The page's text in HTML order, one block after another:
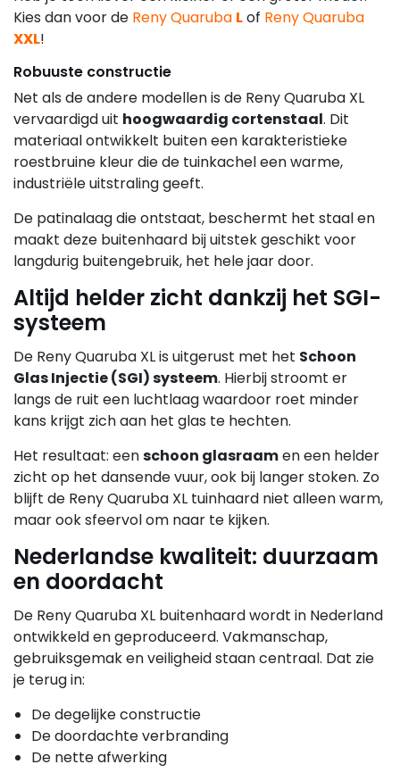
Kies dan voor de Reny Quaruba Lof Reny Quaruba
XXL!
Robuuste constructie
Net als de andere modellen is de Reny Quaruba XL
vervaardigd uit hoogwaardig cortenstaal. Dit
materiaal ontwikkelt buiten een karakteristieke
roestbruine kleur die de tuinkachel een warme,
industriële uitstraling geeft.
De patinalaag die ontstaat, beschermt het staal en
maakt deze buitenhaard bij uitstek geschikt voor
langdurig buitengebruik, het hele jaar door.
Altijd helder zicht dankzij het SGI-
systeem
De Reny Quaruba XL is uitgerust met het Schoon
Glas Injectie (SGI) systeem. Hierbij stroomt er
langs de ruit een luchtlaag waardoor roet minder
kans krijgt zich aan het glas te hechten.
Het resultaat: eenschoon glasraamen een helder
zicht op het dansende vuur, ook bij langer stoken. Zo
blijft de Reny Quaruba XL tuinhaard niet alleen warm,
maar ook sfeervol om naar te kijken.
Nederlandse kwaliteit: duurzaam
en doordacht
De Reny Quaruba XL buitenhaard wordt in Nederland
ontwikkeld en geproduceerd. Vakmanschap,
gebruiksgemak en veiligheid staan centraal. Dat zie
je terug in:
De degelijke constructie
De doordachte verbranding
De nette afwerking